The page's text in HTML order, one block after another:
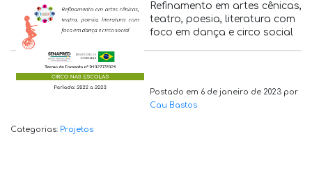
Refinamento em artes cênicas,
teatro, poesia, literatura com
foco em dança e circo social
Postado em 6 de janeiro de 2023 por
Cau Bastos
Categorias: Projetos